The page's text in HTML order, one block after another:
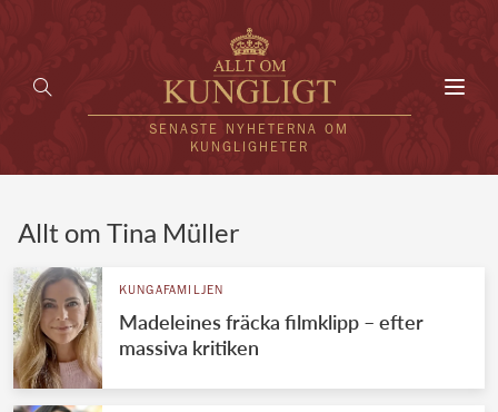
SENASTE NYHETERNA OM
KUNGLIGHETER
UTLÄNDSKT
Allt om Tina Müller
KUNGAFAMILJEN
Madeleines fräcka filmklipp – efter
massiva kritiken